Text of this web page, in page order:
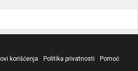
korišćenja Politika privatnosti
Pomoć